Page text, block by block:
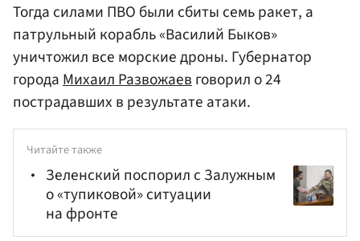
Тогда силами ПВО были сбиты семь ракет, а
патрульный корабль «Василий Быков»
уничтожил все морские дроны. Губернатор
городаМихаил Развожаевговорил о 24
пострадавших в результате атаки.
Читайте также
Зеленский поспорил с Залужным
о «тупиковой» ситуации
на фронте